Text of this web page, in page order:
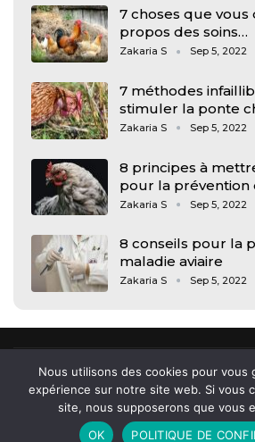
7 choses que vous
propos des soins…
Zakaria S Sep 5, 2022
7 méthodes
stimuler la ponte
Zakaria S Sep 5, 2022
8 principes à
pour la prévention
Zakaria S Sep 5, 2022
8 conseils pour la
maladie aviaire
Zakaria S Sep 5, 2022
© 2026 - Arkham, news et actu des
Nous utilisons des cookies pour vous
expérience sur notre site web. Si vous
site, nous supposerons que vous
OK
POLITIQUE DE